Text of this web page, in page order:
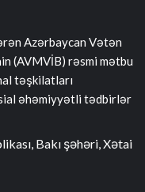
Azərbaycan Vətən
(AVMVİB) rəsmi mətbu
təşkilatları
əhəmiyyətli tədbirlər
Bakı şəhəri, Xətai